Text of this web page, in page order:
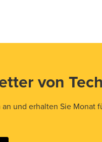
von
und erhalten Sie Monat